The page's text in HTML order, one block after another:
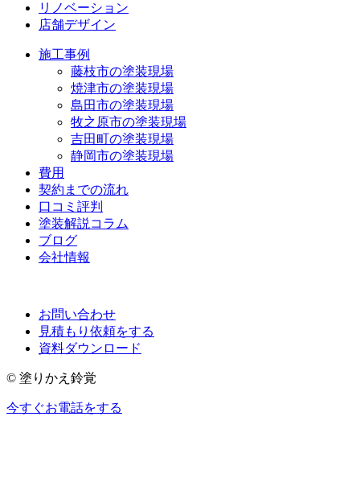
リノベーション
店舗デザイン
施工事例
藤枝市の塗装現場
焼津市の塗装現場
島田市の塗装現場
牧之原市の塗装現場
吉田町の塗装現場
静岡市の塗装現場
費用
契約までの流れ
口コミ評判
塗装解説コラム
ブログ
会社情報
お問い合わせ
見積もり依頼をする
資料ダウンロード
© 塗りかえ鈴覚
今すぐお電話をする